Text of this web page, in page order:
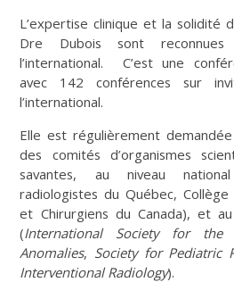
L’expertise clinique et la solidité
Dre Dubois sont
l’international. C’est une
avec 142 conférences sur
l’international.
Elle est régulièrement
des comités d’organismes
savantes, au niveau
radiologistes du Québec,
et Chirurgiens du Canada), et
(International Society for the
Anomalies, Society for Pediatric
Interventional Radiology).